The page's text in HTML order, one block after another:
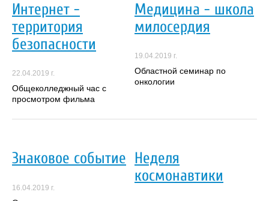
Интернет -
территория
безопасности
22.04.2019 г.
Общеколледжный час с
просмотром фильма
Медицина - школа
милосердия
19.04.2019 г.
Областной семинар по
онкологии
Знаковое событие
16.04.2019 г.
Неделя
космонавтики